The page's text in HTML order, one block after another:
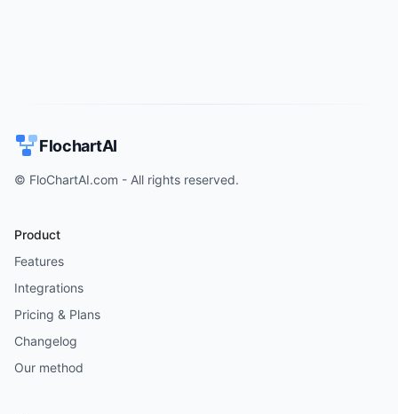
FlochartAI
© FloChartAI.com - All rights reserved.
Product
Features
Integrations
Pricing & Plans
Changelog
Our method